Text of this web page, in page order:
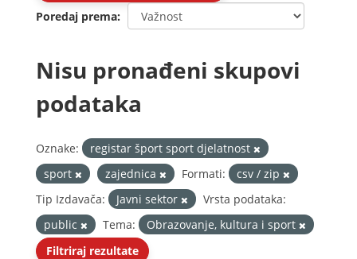
Poredaj prema
Nisu pronađeni skupovi
podataka
Oznake:
registar šport sport djelatnost
sport
zajednica Formati:
csv / zip
Tip Izdavača:
Javni sektor
Vrsta podataka:
public
Tema:
Obrazovanje, kultura i sport
Filtriraj rezultate